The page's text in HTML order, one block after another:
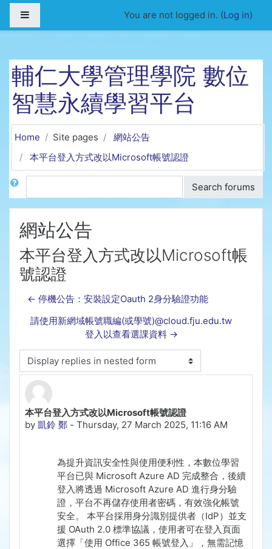
Skip to main content
You are not logged in. (Log in)
輔仁大學管理學院 數位
智慧永續學習平台
Home Site pages
網站公告
本平台登入方式改以Microsoft帳號認證
Search Search forums
網站公告
本平台登入方式改以Microsoft帳
號認證
← 停機公告：安裝設定Oauth 2身分驗證功能
請使用新網域帳號職編(或學號)@cloud.fju.edu.tw
登入以查看選課資料 →
Display mode
本平台登入方式改以Microsoft帳號認證
by 凱鈴 鄭 - Thursday, 27 March 2025, 11:16 AM
Number of replies: 0
為提升資訊安全性與使用便利性，本數位學習
平台已與 Microsoft Azure AD 完成整合，後續
登入將透過 Microsoft Azure AD 進行身分驗
證，平台不再儲存使用者密碼，有效強化帳號
安全。 本平台採用身分識別提供者（IdP）並支
援 OAuth 2.0 標準協議，使用者可在登入頁面
選擇「使用 Office 365 帳號登入」，無需記憶